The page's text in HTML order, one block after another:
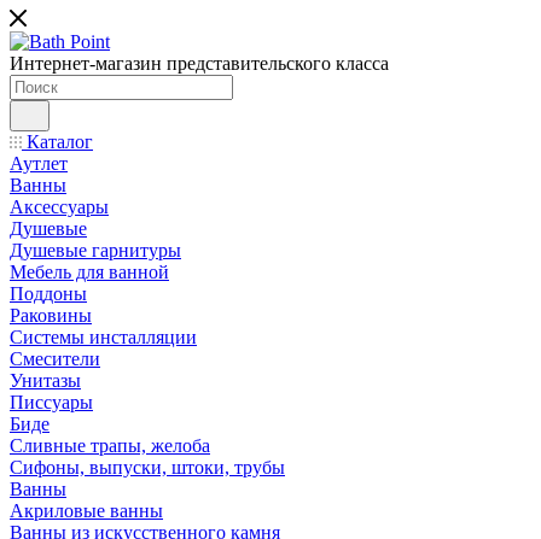
Интернет-магазин представительского класса
Каталог
Аутлет
Ванны
Аксессуары
Душевые
Душевые гарнитуры
Мебель для ванной
Поддоны
Раковины
Системы инсталляции
Смесители
Унитазы
Писсуары
Биде
Сливные трапы, желоба
Сифоны, выпуски, штоки, трубы
Ванны
Акриловые ванны
Ванны из искусственного камня